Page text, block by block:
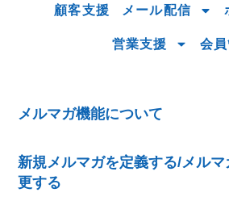
顧客支援 メール配信
営業支援 会
メルマガ機能について
新規メルマガを定義する/メル
更する